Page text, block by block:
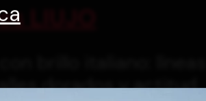
LIUJO
dorados y actitud